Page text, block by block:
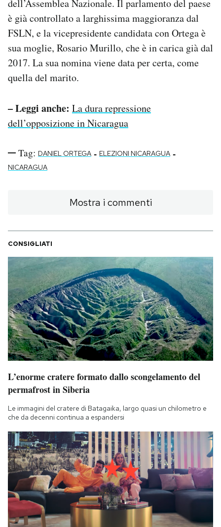
dell’Assemblea Nazionale. Il parlamento del paese
è già controllato a larghissima maggioranza dal
FSLN, e la vicepresidente candidata con Ortega è
sua moglie, Rosario Murillo, che è in carica già dal
2017. La sua nomina viene data per certa, come
quella del marito.
– Leggi anche: La dura repressione
dell’opposizione in Nicaragua
Tag: DANIEL ORTEGA - ELEZIONI NICARAGUA -
NICARAGUA
Mostra i commenti
CONSIGLIATI
L’enorme cratere formato dallo scongelamento del
permafrost in Siberia
Le immagini del cratere di Batagaika, largo quasi un chilometro e
che da decenni continua a espandersi